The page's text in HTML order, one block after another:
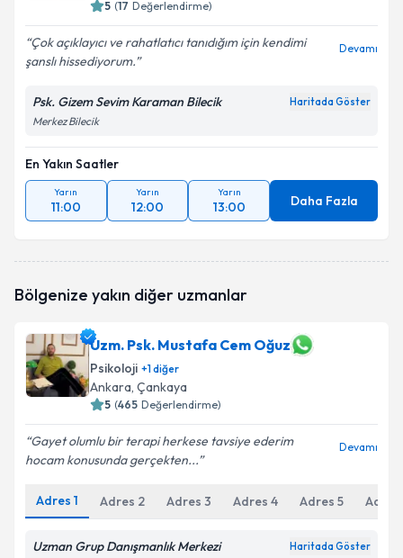
5 (17 Değerlendirme)
Çok açıklayıcı ve rahatlatıcı tanıdığım için kendimi
şanslı hissediyorum.
Devamı
Psk. Gizem Sevim Karaman Bilecik Haritada Göster
Merkez Bilecik
En Yakın Saatler
Yarın
11:00
Yarın
12:00
Yarın
13:00 Daha Fazla
Bölgenize yakın diğer uzmanlar
Uzm. Psk. Mustafa Cem Oğuz
Psikoloji +1diğer
Ankara, Çankaya
5 (465 Değerlendirme)
Gayet olumlu bir terapi herkese tavsiye ederim
hocam konusunda gerçekten...
Devamı
Adres 1 Adres 2 Adres 3 Adres 4 Adres 5 Adres
Uzman Grup Danışmanlık Merkezi Haritada Göster